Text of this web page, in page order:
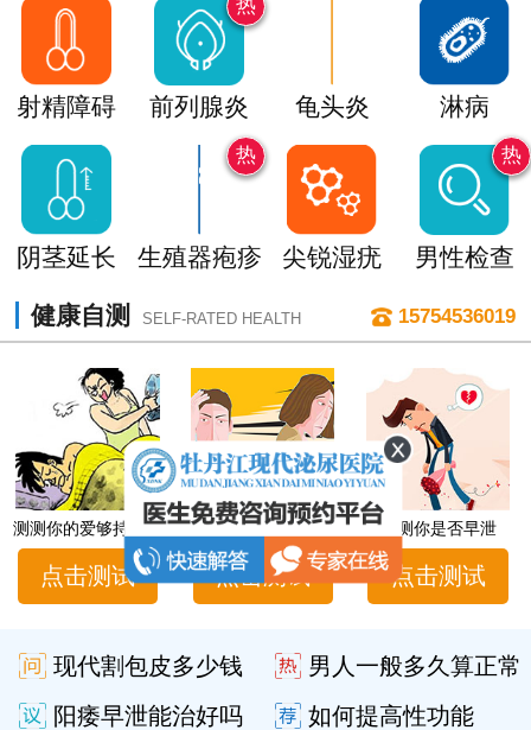
射精障碍
热
前列腺炎 龟头炎 淋病
阴茎延长
热
生殖器疱疹 尖锐湿疣
热
男性检查
健康自测 SELF-RATED HEALTH 15754536019
测测你的爱够持久吗
点击测试
男性性功能障碍自测
点击测试
测测你是否早泄
点击测试
现代割包皮多少钱
男人一般多久算正常
阳痿早泄能治好吗
如何提高性功能